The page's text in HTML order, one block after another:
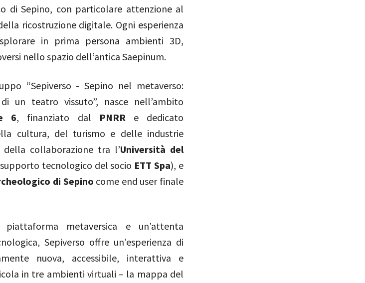
di Sepino, con particolare attenzione al
ricostruzione digitale. Ogni esperienza
in prima persona ambienti 3D,
nello spazio dell’antica Saepinum.
“Sepiverso - Sepino nel metaverso:
un teatro vissuto”, nasce nell’ambito
6, finanziato dal PNRRe dedicato
cultura, del turismo e delle industrie
collaborazione tra l’Università del
tecnologico del socio ETT Spa), e
di Sepino come end user finale
metaversica e un’attenta
Sepiverso offre un’esperienza di
nuova, accessibile, interattiva e
in tre ambienti virtuali – la mappa del